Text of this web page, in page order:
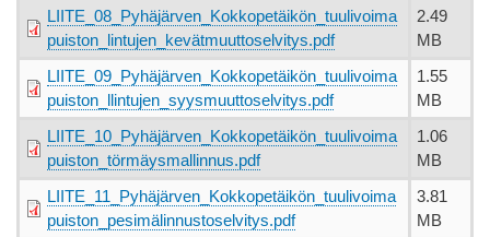
LIITE_08_Pyhäjärven_Kokkopetäikön_tuulivoima
puiston_lintujen_kevätmuuttoselvitys.pdf
2.49
MB
LIITE_09_Pyhäjärven_Kokkopetäikön_tuulivoima
puiston_llintujen_syysmuuttoselvitys.pdf
1.55
MB
LIITE_10_Pyhäjärven_Kokkopetäikön_tuulivoima
puiston_törmäysmallinnus.pdf
1.06
MB
LIITE_11_Pyhäjärven_Kokkopetäikön_tuulivoima
puiston_pesimälinnustoselvitys.pdf
3.81
MB